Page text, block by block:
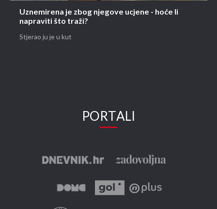
Uznemirena je zbog njegove ucjene - hoće li
napraviti što traži?
Stjerao ju je u kut
PORTALI